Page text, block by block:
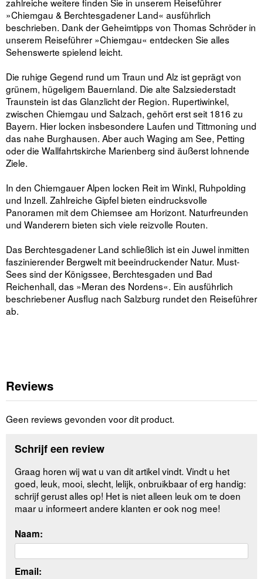
zahlreiche weitere finden Sie in unserem Reiseführer
»Chiemgau & Berchtesgadener Land« ausführlich
beschrieben. Dank der Geheimtipps von Thomas Schröder in
unserem Reiseführer »Chiemgau« entdecken Sie alles
Sehenswerte spielend leicht.
Die ruhige Gegend rund um Traun und Alz ist geprägt von
grünem, hügeligem Bauernland. Die alte Salzsiederstadt
Traunstein ist das Glanzlicht der Region. Rupertiwinkel,
zwischen Chiemgau und Salzach, gehört erst seit 1816 zu
Bayern. Hier locken insbesondere Laufen und Tittmoning und
das nahe Burghausen. Aber auch Waging am See, Petting
oder die Wallfahrtskirche Marienberg sind äußerst lohnende
Ziele.
In den Chiemgauer Alpen locken Reit im Winkl, Ruhpolding
und Inzell. Zahlreiche Gipfel bieten eindrucksvolle
Panoramen mit dem Chiemsee am Horizont. Naturfreunden
und Wanderern bieten sich viele reizvolle Routen.
Das Berchtesgadener Land schließlich ist ein Juwel inmitten
faszinierender Bergwelt mit beeindruckender Natur. Must-
Sees sind der Königssee, Berchtesgaden und Bad
Reichenhall, das »Meran des Nordens«. Ein ausführlich
beschriebener Ausflug nach Salzburg rundet den Reiseführer
ab.
Reviews
Geen reviews gevonden voor dit product.
Schrijf een review
Graag horen wij wat u van dit artikel vindt. Vindt u het
goed, leuk, mooi, slecht, lelijk, onbruikbaar of erg handig:
schrijf gerust alles op! Het is niet alleen leuk om te doen
maar u informeert andere klanten er ook nog mee!
Naam:
Email: